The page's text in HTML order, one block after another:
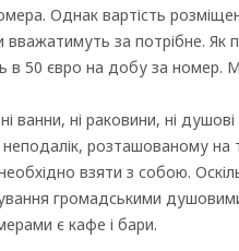
Однак вартість
вважатимуть за потрібне. Як
в 50 євро на добу за номер.
ванни, ні раковини, ні
розташованому на
взяти з собою.
громадськими
є кафе і бари.